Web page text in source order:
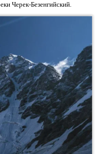
Черек-Безенгийский.